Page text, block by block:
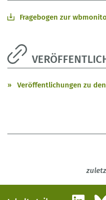
Fragebogen zur
Veröffentlichungen zu